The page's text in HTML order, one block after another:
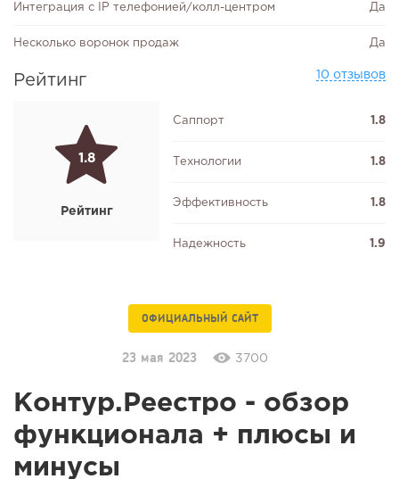
Интеграция с IP телефонией/колл-центром Да
Несколько воронок продаж Да
Рейтинг 10 отзывов
1.8
Рейтинг
Саппорт 1.8
Технологии 1.8
Эффективность 1.8
Надежность 1.9
ОФИЦИАЛЬНЫЙ САЙТ
23 мая 2023 3700
Контур.Реестро - обзор
функционала + плюсы и
минусы